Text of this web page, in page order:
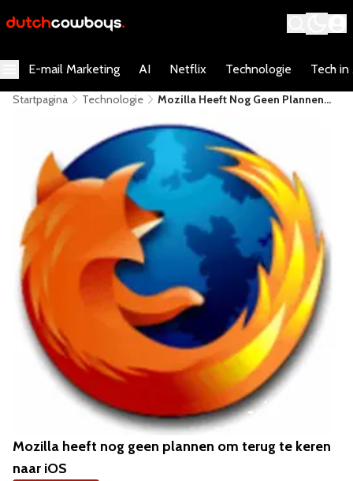
E-mail Marketing AI Netflix Technologie Tech in
Startpagina Technologie
Mozilla Heeft Nog Geen Plannen
Mozilla heeft nog geen plannen om terug te keren
naar iOS